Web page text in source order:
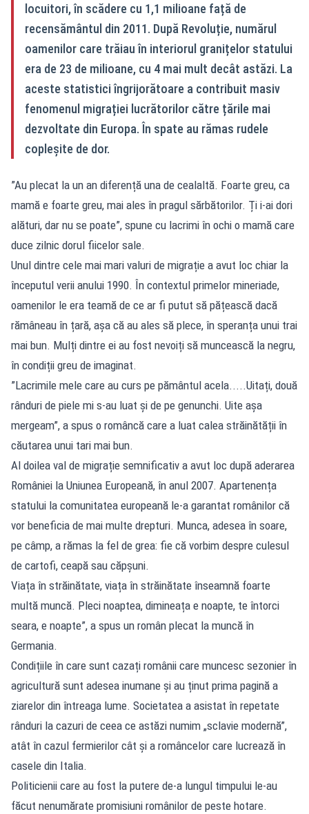
locuitori, în scădere cu 1,1 milioane față de
recensământul din 2011. După Revoluție, numărul
oamenilor care trăiau în interiorul granițelor statului
era de 23 de milioane, cu 4 mai mult decât astăzi. La
aceste statistici îngrijorătoare a contribuit masiv
fenomenul migrației lucrătorilor către țările mai
dezvoltate din Europa. În spate au rămas rudele
copleșite de dor.
”Au plecat la un an diferență una de cealaltă. Foarte greu, ca
mamă e foarte greu, mai ales în pragul sărbătorilor. Ți i-ai dori
alături, dar nu se poate”, spune cu lacrimi în ochi o mamă care
duce zilnic dorul fiicelor sale.
Unul dintre cele mai mari valuri de migrație a avut loc chiar la
începutul verii anului 1990. În contextul primelor mineriade,
oamenilor le era teamă de ce ar fi putut să pățească dacă
rămâneau în țară, așa că au ales să plece, în speranța unui trai
mai bun. Mulți dintre ei au fost nevoiți să muncească la negru,
în condiții greu de imaginat.
”Lacrimile mele care au curs pe pământul acela.....Uitați, două
rânduri de piele mi s-au luat și de pe genunchi. Uite așa
mergeam”, a spus o româncă care a luat calea străinătății în
căutarea unui tari mai bun.
Al doilea val de migrație semnificativ a avut loc după aderarea
României la Uniunea Europeană, în anul 2007. Apartenența
statului la comunitatea europeană le-a garantat românilor că
vor beneficia de mai multe drepturi. Munca, adesea în soare,
pe câmp, a rămas la fel de grea: fie că vorbim despre culesul
de cartofi, ceapă sau căpșuni.
Viața în străinătate, viața în străinătate înseamnă foarte
multă muncă. Pleci noaptea, dimineața e noapte, te întorci
seara, e noapte”, a spus un român plecat la muncă în
Germania.
Condițiile în care sunt cazați românii care muncesc sezonier în
agricultură sunt adesea inumane și au ținut prima pagină a
ziarelor din întreaga lume. Societatea a asistat în repetate
rânduri la cazuri de ceea ce astăzi numim „sclavie modernă”,
atât în cazul fermierilor cât și a româncelor care lucrează în
casele din Italia.
Politicienii care au fost la putere de-a lungul timpului le-au
făcut nenumărate promisiuni românilor de peste hotare.